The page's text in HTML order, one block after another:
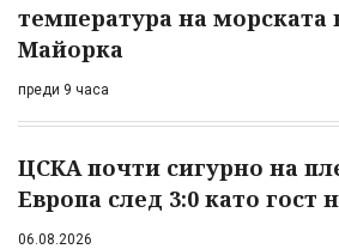
температура на морската
Майорка
преди 9 часа
ЦСКА почти сигурно на
Европа след 3:0 като гост
06.08.2026